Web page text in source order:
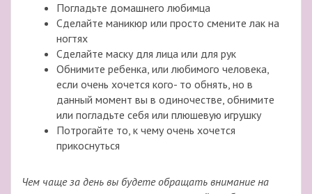
Погладьте домашнего любимца
Сделайте маникюр или просто смените лак на
ногтях
Сделайте маску для лица или для рук
Обнимите ребенка, или любимого человека,
если очень хочется кого- то обнять, но в
данный момент вы в одиночестве, обнимите
или погладьте себя или плюшевую игрушку
Потрогайте то, к чему очень хочется
прикоснуться
Чем чаще за день вы будете обращать внимание на